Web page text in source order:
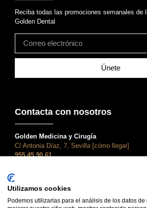
Reciba todas las promociones semanales de
Golden Dental
Únete
Contacta con nosotros
Golden Medicina y Cirugía
C/ Antonia Díaz, 7, Sevilla [cómo llegar]
955 45 90 61
C/ Adriano, 28, Sevilla [cómo llegar]
955 45 90 61
Utilizamos cookies
Podemos utilizarlas para el análisis de los datos